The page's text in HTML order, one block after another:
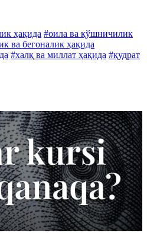
ҳақида #оила ва қўшничилик
ва бегоналик ҳақида
#халқ ва миллат ҳақида #қудрат